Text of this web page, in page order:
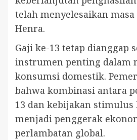
telah menyelesaikan
Henra.
Gaji ke-13 tetap dianggap
instrumen penting dalam
konsumsi domestik.
bahwa kombinasi antara
13 dan kebijakan stimulus
menjadi penggerak
perlambatan global.